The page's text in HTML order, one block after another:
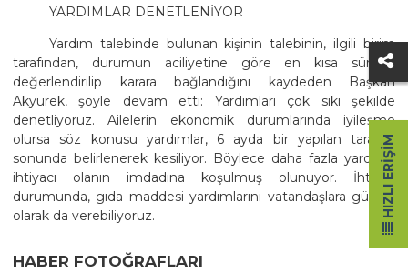
YARDIMLAR DENETLENİYOR
Yardım talebinde bulunan kişinin talebinin, ilgili birim
tarafından, durumun aciliyetine göre en kısa sürede
değerlendirilip karara bağlandığını kaydeden Başkan
Akyürek, şöyle devam etti: Yardımları çok sıkı şekilde
denetliyoruz. Ailelerin ekonomik durumlarında iyileşme
olursa söz konusu yardımlar, 6 ayda bir yapılan tarama
sonunda belirlenerek kesiliyor. Böylece daha fazla yardıma
ihtiyacı olanın imdadına koşulmuş olunuyor. İhtiyaç
durumunda, gıda maddesi yardımlarını vatandaşlara günlük
olarak da verebiliyoruz.
HABER FOTOĞRAFLARI
HIZLI ERIŞIM